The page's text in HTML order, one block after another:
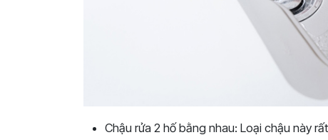
Chậu rửa 2 hố bằng nhau: Loại chậu này